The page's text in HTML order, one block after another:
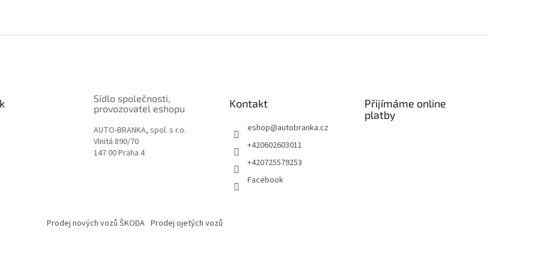
Sídlo společnosti,
provozovatel eshopu
AUTO-BRANKA, spol. s r.o.
Vlnitá 890/70
147 00 Praha 4
Kontakt
eshop@autobranka.cz
+420602603011
+420725579253
Facebook
Přijímáme online
platby
Prodej nových vozů ŠKODA Prodej ojetých vozů